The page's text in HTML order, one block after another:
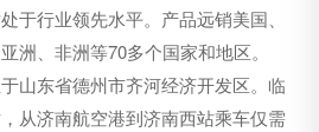
于行业领先水平。产品远销美国、
洲、非洲等70多个国家和地区。
山东省德州市齐河经济开发区。临
从济南航空港到济南西站乘车仅需